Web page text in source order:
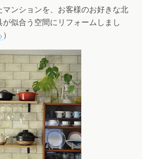
マンションを、お客様のお好きな北
似合う空間にリフォームしまし
）